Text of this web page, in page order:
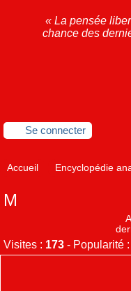
« La pensée
chance des
Se connecter
Accueil Encyclopédie
M
Visites : 173 - Popularité :